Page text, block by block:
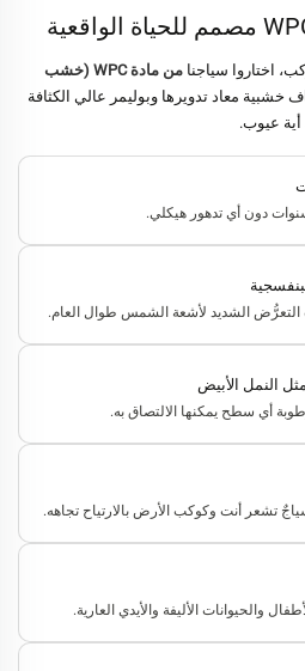
اختاروا سياجنا
من مادة WPC (خشب
معاد تدويرها وبوليمر عالي الكثافة
عيوب.
دون أي تدهور هيكلي.
الشديد لأشعة الشمس طوال العام.
النمل الأبيض
أي سطح يمكنها الالتصاق به.
تشعر أنت وكوكب الأرض بالارتياح تجاهه.
الأليفة والأيدي العارية.